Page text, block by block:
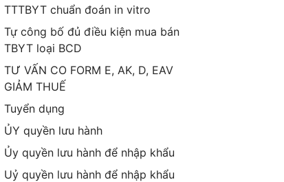
TTTBYT chuẩn đoán in vitro
Tự công bố đủ điều kiện mua bán
TBYT loại BCD
TƯ VẤN CO FORM E, AK, D, EAV
GIẢM THUẾ
Tuyển dụng
ỦY quyền lưu hành
Ủy quyền lưu hành để nhập khẩu
Uỷ quyền lưu hành để nhập khẩu